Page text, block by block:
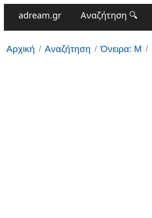
adream.gr Αναζήτηση 🔍
Αρχική Αναζήτηση Όνειρα: Μ